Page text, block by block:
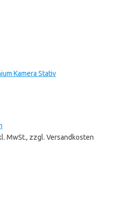
Kamera Stativ
MwSt., zzgl. Versandkosten